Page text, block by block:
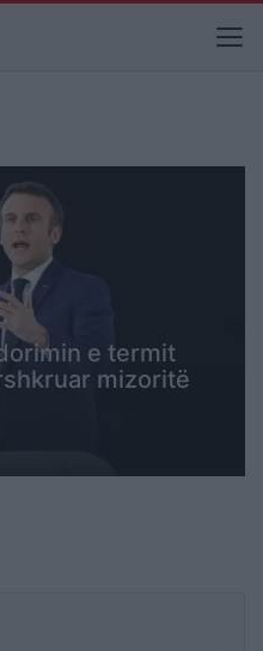
e termit
mizoritë